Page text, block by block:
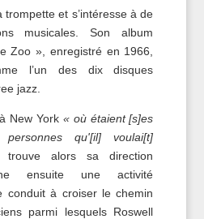
et s’intéresse à de
musicales. Son album
Zoo », enregistré en 1966,
l’un des dix disques
jazz.
New York« où étaient [s]es
qu'[il] voulai[t]
alors sa direction
ensuite une activité
conduit à croiser le chemin
parmi lesquels Roswell